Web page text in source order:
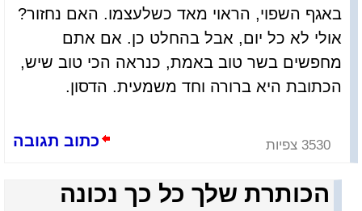
באגף השפוי, הראוי מאד כשלעצמו. האם נחזור?
אולי לא כל יום, אבל בהחלט כן. אם אתם
מחפשים בשר טוב באמת, כנראה הכי טוב שיש,
הכתובת היא ברורה וחד משמעית. הדסון.
כתוב תגובה 3530 צפיות
הכותרת שלך כל כך נכונה